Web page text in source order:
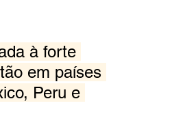
à forte
em países
Peru e